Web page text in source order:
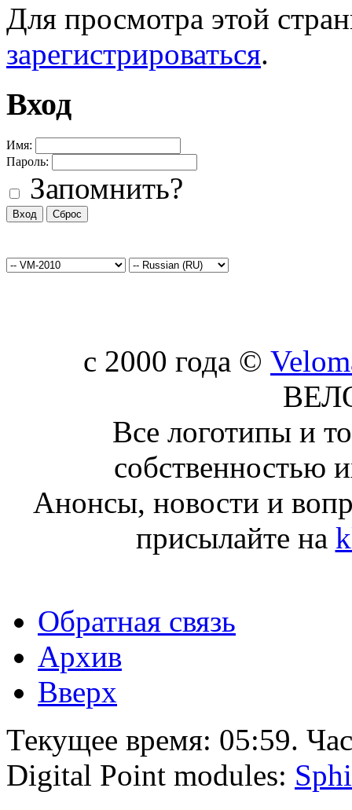
Для просмотра этой
зарегистрироваться.
Вход
Имя:
Пароль:
Запомнить?
c 2000 года ©
Все логотипы и
собственностью
Анонсы, новости и
присылайте на
Обратная связь
Архив
Вверх
Текущее время: 05:59.
Digital Point modules: